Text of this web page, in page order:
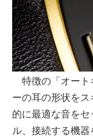
特徴の「オート
ーの耳の形状を
的に最適な音を
ル、接続する機